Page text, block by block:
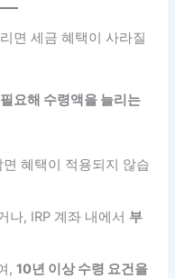
면 세금 혜택이 사라질
요해 수령액을 늘리는
혜택이 적용되지 않습
나, IRP 계좌 내에서 부
,10년 이상 수령 요건을